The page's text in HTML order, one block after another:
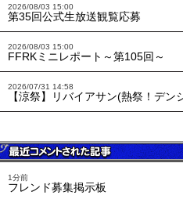
2026/08/03 15:00
第35回公式生放送観覧応募
2026/08/03 15:00
FFRKミニレポート～第105回～
2026/07/31 14:58
【涼祭】リバイアサン(熱祭！デン
1分前
フレンド募集掲示板